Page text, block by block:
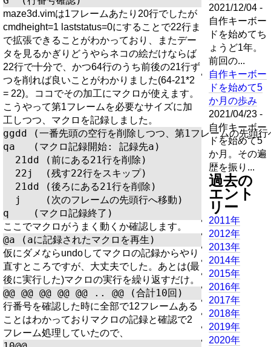
maze3d.vimは1フレームあたり20行でしたが
cmdheight=1 laststatus=0にすることで22行ま
で拡張できることがわかっており、またデー
タを見るかぎりどうやらネコの絵だけならば
22行で十分で、かつ64行のうち前後の21行ず
つを削れば良いことがわかりました(64-21*2
= 22)。ココでその加工にマクロが使えます。
こうやって第1フレームを必要なサイズに加
工しつつ、マクロを記録しました。
ggdd (一番先頭の空行を削除しつつ、第1フレームの先頭
qa   (マクロ記録開始: 記録先a)
  21dd (前にある21行を削除)
  22j  (残す22行をスキップ)
  21dd (後ろにある21行を削除)
  j    (次のフレームの先頭行へ移動)
ここでマクロがうまく動くか確認します。
仮にダメならundoしてマクロの記録からやり
直すところですが、大丈夫でした。あとは(最
後に実行した)マクロの実行を繰り返すだけ。
行番号を確認した時に全部で12フレームある
ことはわかっておりマクロの記録と確認で2
フレーム処理していたので、
2021/12/04 -
自作キーボー
ドを始めてち
ょうど1年。
前回の...
自作キーボー
ドを始めて5
か月の歩み
2021/04/23 -
自作キーボー
ドを始めて5
か月。その遍
歴を振り...
過去の
エント
リー
2011年
2012年
2013年
2014年
2015年
2016年
2017年
2018年
2019年
2020年